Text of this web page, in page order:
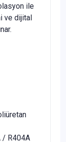
ile
ve dijital
/ R404A